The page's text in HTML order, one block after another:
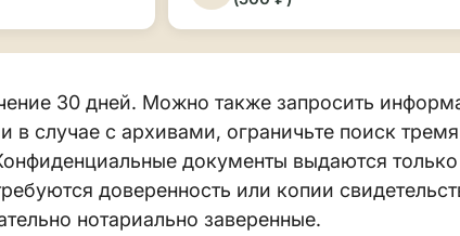
30 дней. Можно также запросить
в случае с архивами, ограничьте поиск
документы выдаются только
доверенность или копии
нотариально заверенные.